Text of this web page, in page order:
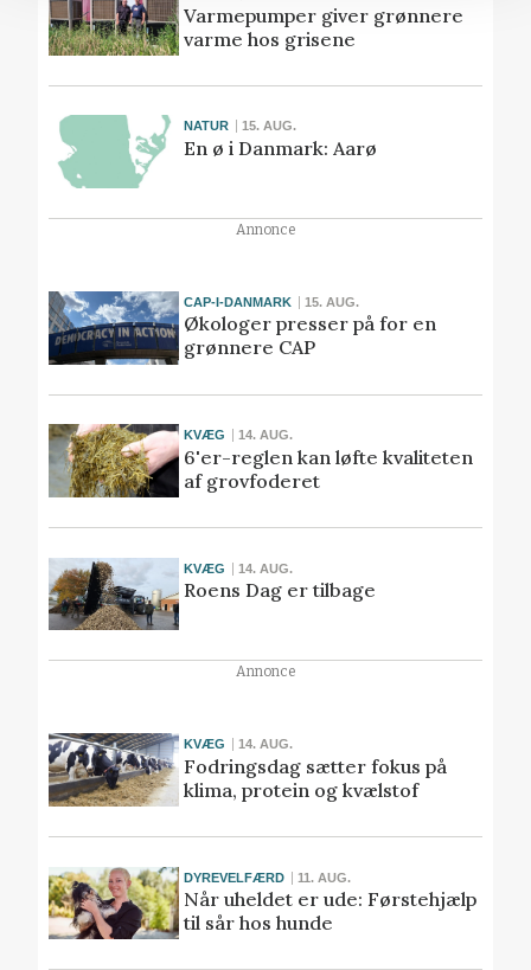
Varmepumper giver grønnere
varme hos grisene
NATUR 15. AUG.
En ø i Danmark: Aarø
Annonce
CAP-I-DANMARK 15. AUG.
Økologer presser på for en
grønnere CAP
KVÆG 14. AUG.
6'er-reglen kan løfte kvaliteten
af grovfoderet
KVÆG 14. AUG.
Roens Dag er tilbage
Annonce
KVÆG 14. AUG.
Fodringsdag sætter fokus på
klima, protein og kvælstof
DYREVELFÆRD 11. AUG.
Når uheldet er ude: Førstehjælp
til sår hos hunde